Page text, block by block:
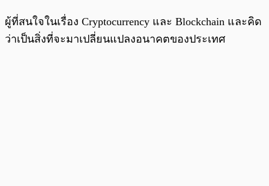
ผู้ที่สนใจในเรื่อง Cryptocurrency และ Blockchain และคิด
ว่าเป็นสิ่งที่จะมาเปลี่ยนแปลงอนาคตของประเทศ